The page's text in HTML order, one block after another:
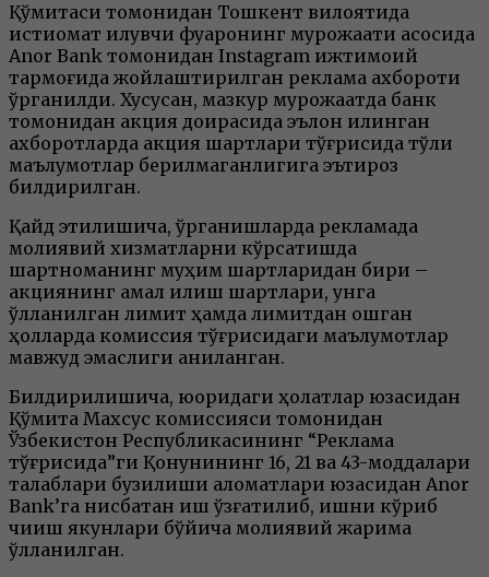
Қўмитаси томонидан Тошкент вилоятида
истиқомат қилувчи фуқаронинг мурожаати асосида
Anor Bank томонидан Instagram ижтимоий
тармоғида жойлаштирилган реклама ахбороти
ўрганилди. Хусусан, мазкур мурожаатда банк
томонидан акция доирасида эълон қилинган
ахборотларда акция шартлари тўғрисида тўлиқ
маълумотлар берилмаганлигига эътироз
билдирилган.
Қайд этилишича, ўрганишларда рекламада
молиявий хизматларни кўрсатишда
шартноманинг муҳим шартларидан бири –
акциянинг амал қилиш шартлари, унга
қўлланилган лимит ҳамда лимитдан ошган
ҳолларда комиссия тўғрисидаги маълумотлар
мавжуд эмаслиги аниқланган.
Билдирилишича, юқоридаги ҳолатлар юзасидан
Қўмита Махсус комиссияси томонидан
Ўзбекистон Республикасининг “Реклама
тўғрисида”ги Қонунининг 16, 21 ва 43-моддалари
талаблари бузилиши аломатлари юзасидан Anor
Bank’га нисбатан иш қўзғатилиб, ишни кўриб
чиқиш якунлари бўйича молиявий жарима
қўлланилган.